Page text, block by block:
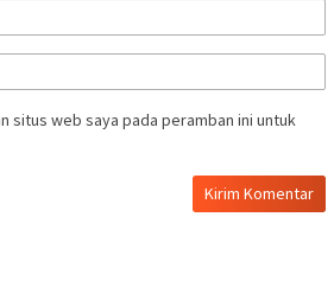
situs web saya pada peramban ini untuk